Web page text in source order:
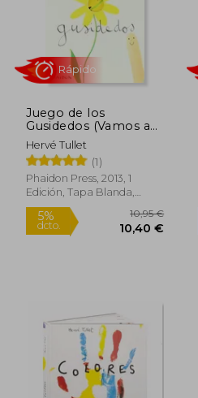
5%
dcto. 18,95 €
Juego de los
Gusidedos (Vamos a
Jugar)
Hervé Tullet
(1)
Phaidon Press, 2013, 1
Edición, Tapa Blanda,
Nuevo